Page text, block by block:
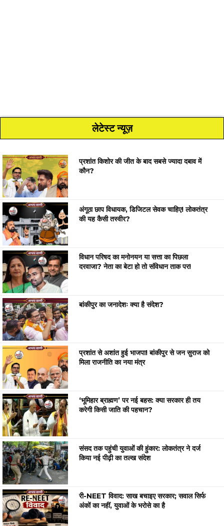
लेटेस्ट न्यूज़
प्रशांत किशोर की जीत के बाद सबसे ज्यादा दबाव में
कौन?
अंगूठा छाप विधायक, डिजिटल सेवक चाहिए! लोकतंत्र
की यह कैसी तस्वीर?
विधान परिषद का मनोनयन या सत्ता का पिछला
दरवाजा? नेता का बेटा हो तो संविधान ताक पर!
बांकीपुर का जनादेशः क्या है संदेश?
प्रशांत से अशांत हुई भाजपा! बांकीपुर से जन सुराज को
मिला राजनीति का नया मंत्र
‘भूमिहार ब्राह्मण’ पर नई बहस: क्या सरकार ही तय
करेगी किसी जाति की पहचान?
संसद तक पहुंची युवाओं की हुंकार: लोकतंत्र ने दर्ज
किया नई पीढ़ी का तल्ख संदेश
री-NEET विवाद: साख बचाइए सरकार; सवाल सिर्फ
अंकों का नहीं, युवाओं के भरोसे का है